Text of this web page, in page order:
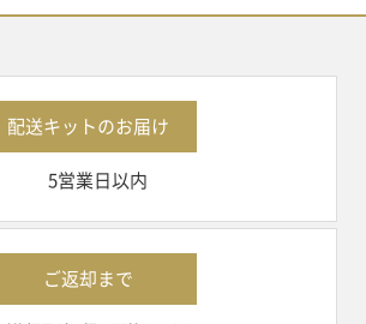
配送キットのお届け
5営業日以内
ご返却まで
ーニング（保管付き）
リーニング